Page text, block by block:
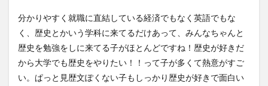
分かりやすく就職に直結している経済でもなく英語でもな
く、歴史とかいう学科に来てるだけあって、みんなちゃんと
歴史を勉強をしに来てる子がほとんどですね！歴史が好きだ
から大学でも歴史をやりたい！！って子が多くて熱意がすご
い。ぱっと見歴文ぽくない子もしっかり歴史が好きで面白い